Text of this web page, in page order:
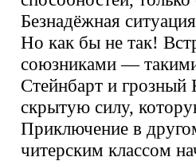
Безнадёжная
Но как бы не так!
союзниками —
Стейнбарт и
скрытую силу,
Приключение в
читерским классом